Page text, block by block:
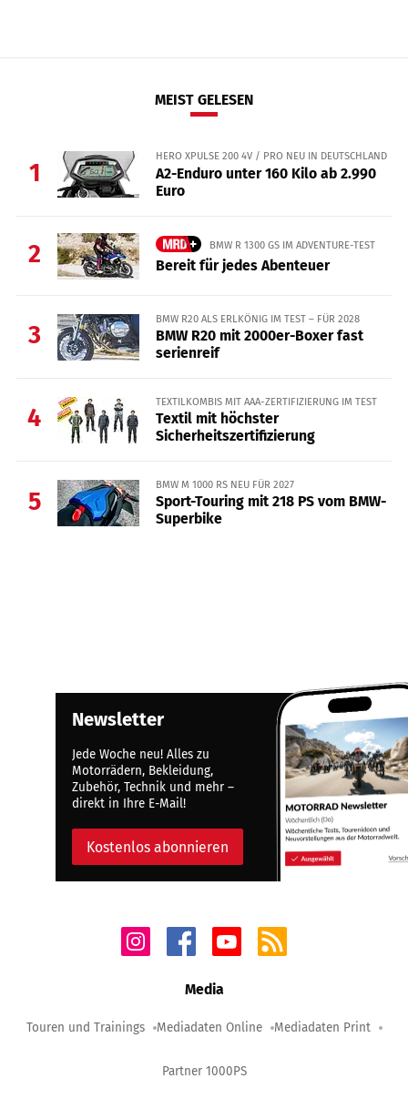
MEIST GELESEN
1
HERO XPULSE 200 4V / PRO NEU IN DEUTSCHLAND
A2-Enduro unter 160 Kilo ab 2.990
Euro
2 BMW R 1300 GS IM ADVENTURE-TEST
Bereit für jedes Abenteuer
3
BMW R20 ALS ERLKÖNIG IM TEST – FÜR 2028
BMW R20 mit 2000er-Boxer fast
serienreif
4
TEXTILKOMBIS MIT AAA-ZERTIFIZIERUNG IM TEST
Textil mit höchster
Sicherheitszertifizierung
5
BMW M 1000 RS NEU FÜR 2027
Sport-Touring mit 218 PS vom BMW-
Superbike
Newsletter
Jede Woche neu! Alles zu
Motorrädern, Bekleidung,
Zubehör, Technik und mehr –
direkt in Ihre E-Mail!
Kostenlos abonnieren
Media
Touren und Trainings Mediadaten Online Mediadaten Print
Partner 1000PS